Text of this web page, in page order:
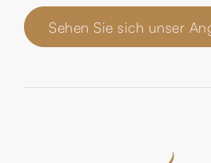
Sehen Sie sich unser